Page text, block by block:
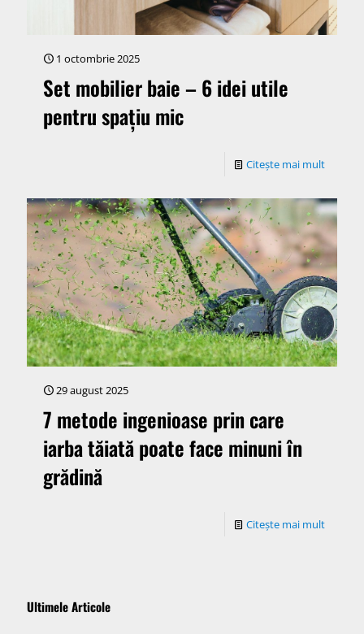
1 octombrie 2025
Set mobilier baie – 6 idei utile
pentru spațiu mic
Citește mai mult
29 august 2025
7 metode ingenioase prin care
iarba tăiată poate face minuni în
grădină
Citește mai mult
Ultimele Articole